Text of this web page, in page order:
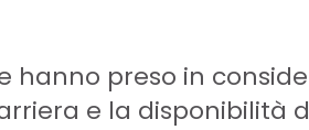
hanno preso in
e la